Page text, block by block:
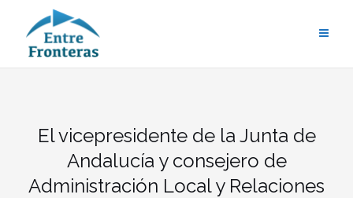
contenido
El vicepresidente de la Junta de
Andalucía y consejero de
Administración Local y Relaciones